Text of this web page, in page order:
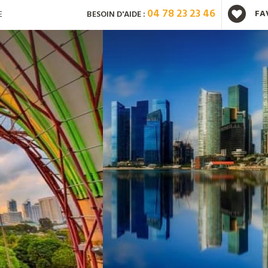
Vous avez déjà un compte ?
Mot de passe oublié ?
Nouveau client ?
BESOIN D'AIDE : 04 78 23 23 46